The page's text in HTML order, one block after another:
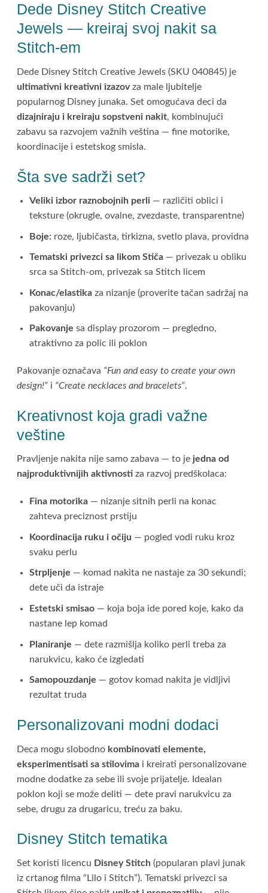
Dede Disney Stitch Creative
Jewels — kreiraj svoj nakit sa
Stitch-em
Dede Disney Stitch Creative Jewels (SKU 040845) je
ultimativni kreativni izazovza male ljubitelje
popularnog Disney junaka. Set omogućava deci da
dizajniraju i kreiraju sopstveni nakit, kombinujući
zabavu sa razvojem važnih veština — fine motorike,
koordinacije i estetskog smisla.
Šta sve sadrži set?
Veliki izbor raznobojnih perli — različiti oblici i
teksture (okrugle, ovalne, zvezdaste, transparentne)
Boje: roze, ljubičasta, tirkizna, svetlo plava, providna
Tematski privezci sa likom Stiča — privezak u obliku
srca sa Stitch-om, privezak sa Stitch licem
Konac/elastika za nizanje (proverite tačan sadržaj na
pakovanju)
Pakovanje sa display prozorom — pregledno,
atraktivno za polic ili poklon
Pakovanje označava “Fun and easy to create your own
design!” i “Create necklaces and bracelets”.
Kreativnost koja gradi važne
veštine
Pravljenje nakita nije samo zabava — to je jedna od
najproduktivnijih aktivnosti za razvoj predškolaca:
Fina motorika — nizanje sitnih perli na konac
zahteva preciznost prstiju
Koordinacija ruku i očiju — pogled vodi ruku kroz
svaku perlu
Strpljenje — komad nakita ne nastaje za 30 sekundi;
dete uči da istraje
Estetski smisao — koja boja ide pored koje, kako da
nastane lep komad
Planiranje — dete razmišlja koliko perli treba za
narukvicu, kako će izgledati
Samopouzdanje — gotov komad nakita je vidljivi
rezultat truda
Personalizovani modni dodaci
Deca mogu slobodno kombinovati elemente,
eksperimentisati sa stilovima i kreirati personalizovane
modne dodatke za sebe ili svoje prijatelje. Idealan
poklon koji se može deliti — dete pravi narukvicu za
sebe, drugu za drugaricu, treću za baku.
Disney Stitch tematika
Set koristi licencu Disney Stitch (popularan plavi junak
iz crtanog filma “Lilo i Stitch”). Tematski privezci sa